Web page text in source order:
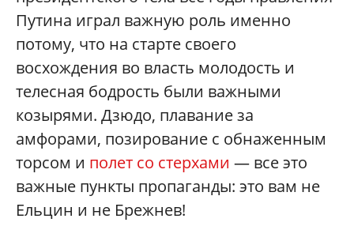
Путина играл важную роль именно
потому, что на старте своего
восхождения во власть молодость и
телесная бодрость были важными
козырями. Дзюдо, плавание за
амфорами, позирование с обнаженным
торсом и полет со стерхами — все это
важные пункты пропаганды: это вам не
Ельцин и не Брежнев!